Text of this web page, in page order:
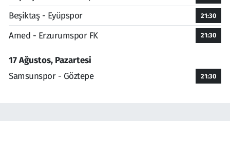
Beşiktaş - Eyüpspor 21:30
Amed - Erzurumspor FK 21:30
17 Ağustos, Pazartesi
Samsunspor - Göztepe
21:30